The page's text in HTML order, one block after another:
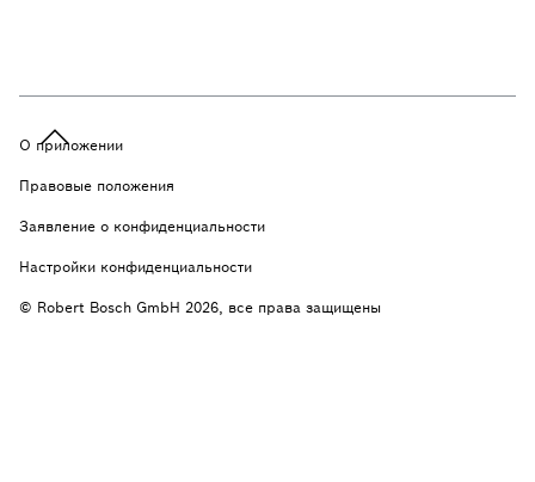
О приложении
Правовые положения
Заявление о конфиденциальности
Настройки конфиденциальности
© Robert Bosch GmbH 2026, все права защищены